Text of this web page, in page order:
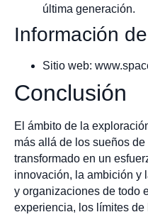
última generación.
Información
Sitio web:
Conclusión
El ámbito de la
más allá de los sueños
transformado en un
innovación, la ambición y
y organizaciones de todo
experiencia, los límites